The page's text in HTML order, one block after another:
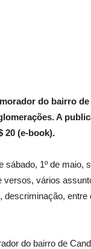
do bairro
A
20 (e-book).
1º de maio,
versos, vários
entre
do bairro de